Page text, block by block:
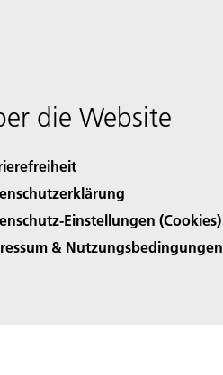
die Website
Einstellungen (Cookies)
& Nutzungsbedingungen